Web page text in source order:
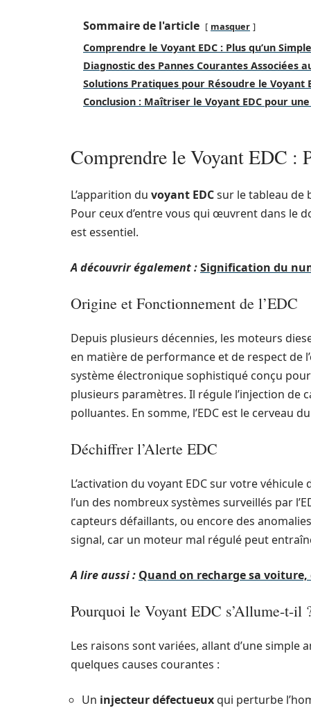
Sommaire de l'article masquer
Comprendre le Voyant EDC : Plus qu’un
Diagnostic des Pannes Courantes Associées
Solutions Pratiques pour Résoudre le Voyant
Conclusion : Maîtriser le Voyant EDC pour
Comprendre le Voyant EDC :
L’apparition du voyant EDCsur le tableau de
Pour ceux d’entre vous qui œuvrent dans le
est essentiel.
A découvrir également :Signification du
Origine et Fonctionnement de l’EDC
Depuis plusieurs décennies, les moteurs
en matière de performance et de respect de
système électronique sophistiqué conçu
plusieurs paramètres. Il régule l’injection de
polluantes. En somme, l’EDC est le cerveau
Déchiffrer l’Alerte EDC
L’activation du voyant EDC sur votre
l’un des nombreux systèmes surveillés par
capteurs défaillants, ou encore des
signal, car un moteur mal régulé peut
A lire aussi : Quand on recharge sa
Pourquoi le Voyant EDC s’Allume-t-il
Les raisons sont variées, allant d’une simple
quelques causes courantes :
Un injecteur défectueuxqui perturbe